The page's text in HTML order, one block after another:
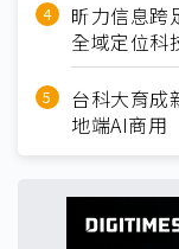
昕力信息跨
全域定位科
台科大育成
地端AI商用